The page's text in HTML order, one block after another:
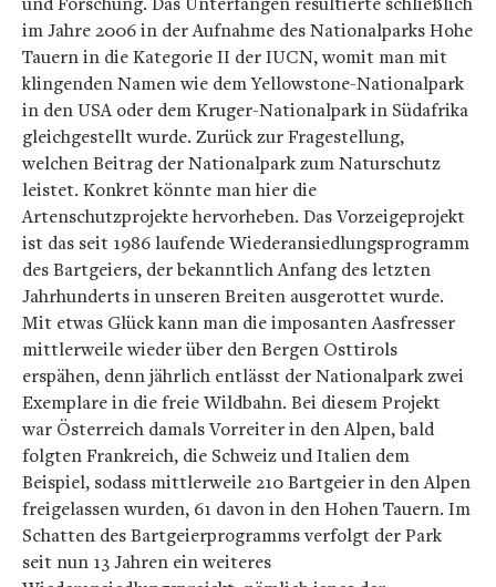
im Jahre 2006 in der Aufnahme des Nationalparks Hohe
Tauern in die Kategorie II der IUCN, womit man mit
klingenden Namen wie dem Yellowstone-Nationalpark
in den USA oder dem Kruger-Nationalpark in Südafrika
gleichgestellt wurde. Zurück zur Fragestellung,
welchen Beitrag der Nationalpark zum Naturschutz
leistet. Konkret könnte man hier die
Artenschutzprojekte hervorheben. Das Vorzeigeprojekt
ist das seit 1986 laufende Wiederansiedlungsprogramm
des Bartgeiers, der bekanntlich Anfang des letzten
Jahrhunderts in unseren Breiten ausgerottet wurde.
Mit etwas Glück kann man die imposanten Aasfresser
mittlerweile wieder über den Bergen Osttirols
erspähen, denn jährlich entlässt der Nationalpark zwei
Exemplare in die freie Wildbahn. Bei diesem Projekt
war Österreich damals Vorreiter in den Alpen, bald
folgten Frankreich, die Schweiz und Italien dem
Beispiel, sodass mittlerweile 210 Bartgeier in den Alpen
freigelassen wurden, 61 davon in den Hohen Tauern. Im
Schatten des Bartgeierprogramms verfolgt der Park
seit nun 13 Jahren ein weiteres